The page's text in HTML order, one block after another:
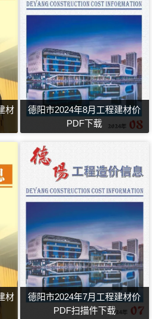
材
德阳市2024年8月工程建材价
PDF下载
材
德阳市2024年7月工程建材价
PDF扫描件下载